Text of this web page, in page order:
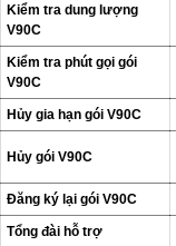
Kiểm tra dung lượng
V90C
Kiểm tra phút gọi gói
V90C
Hủy gia hạn gói V90C
Hủy gói V90C
Đăng ký lại gói V90C
Tổng đài hỗ trợ